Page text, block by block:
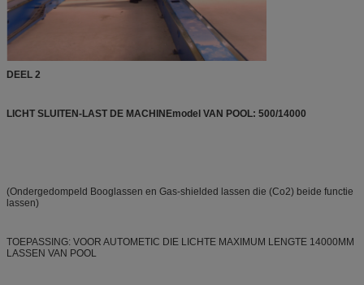
DEEL 2
LICHT SLUITEN-LAST DE MACHINEmodel VAN POOL: 500/14000
(Ondergedompeld Booglassen en Gas-shielded lassen die (Co2) beide functie
lassen)
TOEPASSING: VOOR AUTOMETIC DIE LICHTE MAXIMUM LENGTE 14000MM
LASSEN VAN POOL